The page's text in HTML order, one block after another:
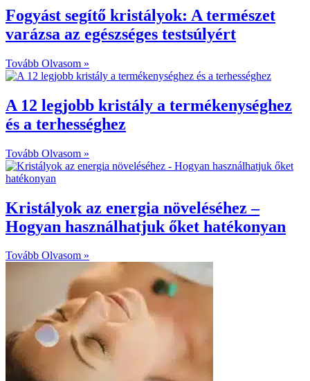
Fogyást segítő kristályok: A természet
varázsa az egészséges testsúlyért
Tovább Olvasom »
A 12 legjobb kristály a termékenységhez
és a terhességhez
Tovább Olvasom »
Kristályok az energia növeléséhez –
Hogyan használhatjuk őket hatékonyan
Tovább Olvasom »